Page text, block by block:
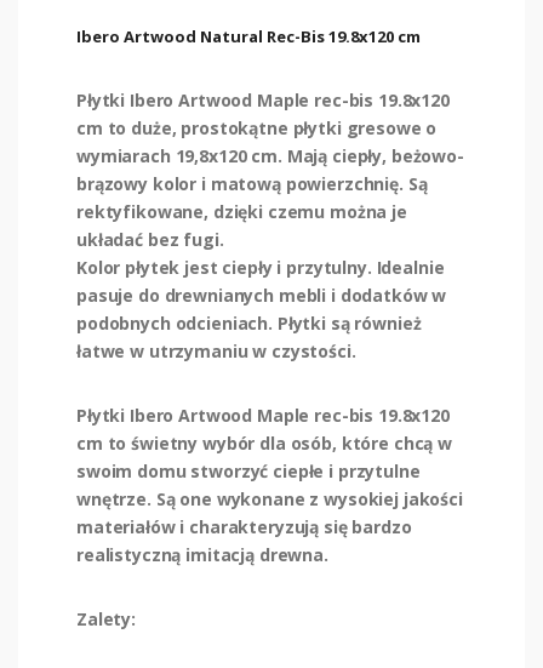
Ibero Artwood Natural Rec-Bis 19.8x120 cm
Płytki Ibero Artwood Maple rec-bis 19.8x120
cm to duże, prostokątne płytki gresowe o
wymiarach 19,8x120 cm. Mają ciepły, beżowo-
brązowy kolor i matową powierzchnię. Są
rektyfikowane, dzięki czemu można je
układać bez fugi.
Kolor płytek jest ciepły i przytulny. Idealnie
pasuje do drewnianych mebli i dodatków w
podobnych odcieniach. Płytki są również
łatwe w utrzymaniu w czystości.
Płytki Ibero Artwood Maple rec-bis 19.8x120
cm to świetny wybór dla osób, które chcą w
swoim domu stworzyć ciepłe i przytulne
wnętrze. Są one wykonane z wysokiej jakości
materiałów i charakteryzują się bardzo
realistyczną imitacją drewna.
Zalety: